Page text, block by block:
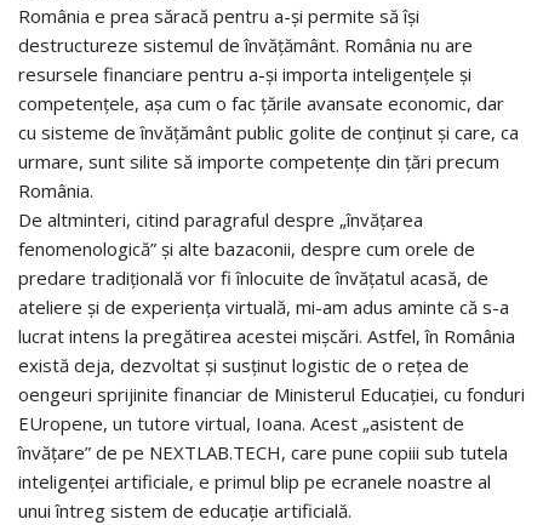
România e prea săracă pentru a-și permite să își
destructureze sistemul de învățământ. România nu are
resursele financiare pentru a-și importa inteligențele și
competențele, așa cum o fac țările avansate economic, dar
cu sisteme de învățământ public golite de conținut și care, ca
urmare, sunt silite să importe competențe din țări precum
România.
De altminteri, citind paragraful despre „învățarea
fenomenologică” și alte bazaconii, despre cum orele de
predare tradițională vor fi înlocuite de învățatul acasă, de
ateliere și de experiența virtuală, mi-am adus aminte că s-a
lucrat intens la pregătirea acestei mișcări. Astfel, în România
există deja, dezvoltat și susținut logistic de o rețea de
oengeuri sprijinite financiar de Ministerul Educației, cu fonduri
EUropene, un tutore virtual, Ioana. Acest „asistent de
învățare” de pe NEXTLAB.TECH, care pune copiii sub tutela
inteligenței artificiale, e primul blip pe ecranele noastre al
unui întreg sistem de educație artificială.